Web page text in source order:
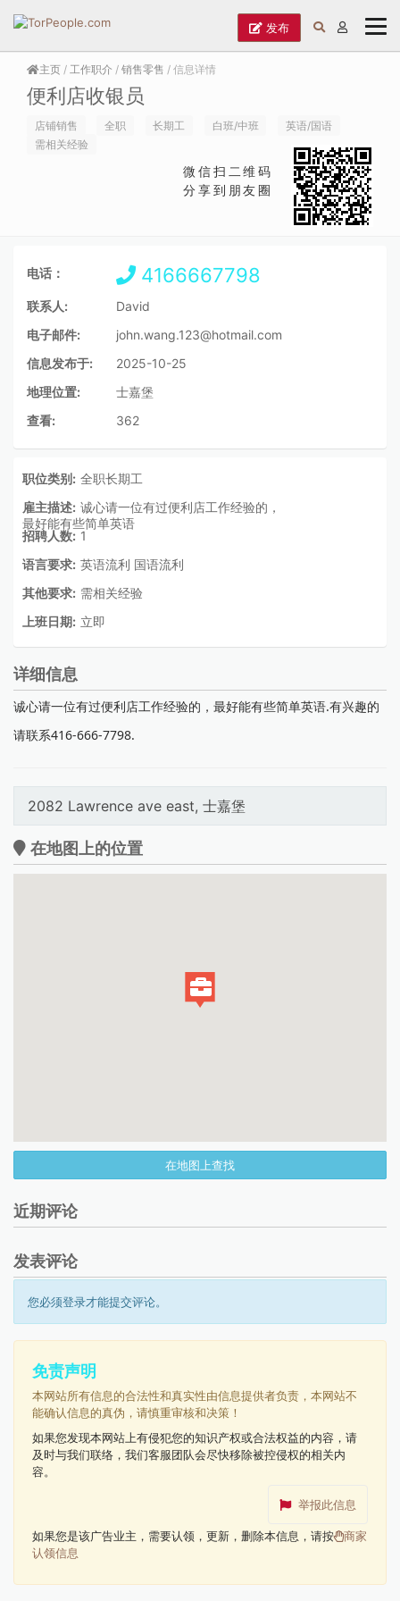
发布
主页 / 工作职介 / 销售零售 / 信息详情
便利店收银员
店铺销售 全职 长期工 白班/中班
英语/国语
需相关经验
微信扫二维码
分享到朋友圈
电话： 4166667798
联系人:
David
电子邮件:
john.wang.123@hotmail.com
信息发布于:
2025-10-25
地理位置:
士嘉堡
查看:
362
职位类别: 全职长期工
雇主描述: 诚心请一位有过便利店工作经验的，
最好能有些简单英语
招聘人数: 1
语言要求: 英语流利 国语流利
其他要求: 需相关经验
上班日期: 立即
详细信息
诚心请一位有过便利店工作经验的，最好能有些简单英语.有兴趣的
请联系416-666-7798.
2082 Lawrence ave east, 士嘉堡
在地图上的位置
在地图上查找
近期评论
发表评论
您必须登录才能提交评论。
免责声明
本网站所有信息的合法性和真实性由信息提供者负责，本网站不
能确认信息的真伪，请慎重审核和决策！
如果您发现本网站上有侵犯您的知识产权或合法权益的内容，请
及时与我们联络，我们客服团队会尽快移除被控侵权的相关内
容。
举报此信息
如果您是该广告业主，需要认领，更新，删除本信息，请按
商家
认领信息